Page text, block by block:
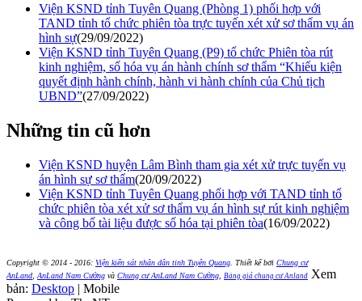
Viện KSND tỉnh Tuyên Quang (Phòng 1) phối hợp với
TAND tỉnh tổ chức phiên tòa trực tuyến xét xử sơ thẩm vụ án
hình sự(29/09/2022)
Viện KSND tỉnh Tuyên Quang (P9) tổ chức Phiên tòa rút
kinh nghiệm, số hóa vụ án hành chính sơ thẩm “Khiếu kiện
quyết định hành chính, hành vi hành chính của Chủ tịch
UBND”(27/09/2022)
Những tin cũ hơn
Viện KSND huyện Lâm Bình tham gia xét xử trực tuyến vụ
án hình sự sơ thẩm(20/09/2022)
Viện KSND tỉnh Tuyên Quang phối hợp với TAND tỉnh tổ
chức phiên tòa xét xử sơ thẩm vụ án hình sự rút kinh nghiệm
và công bố tài liệu được số hóa tại phiên tòa(16/09/2022)
Copyright © 2014 - 2016: Viện kiển sát nhân dân tỉnh Tuyên Quang Thiết kế bởi Chung cư
AnLand AnLand Nam Cường và Chung cư AnLand Nam Cường Bảng giá chung cư Anland Xem
bản: Desktop | Mobile